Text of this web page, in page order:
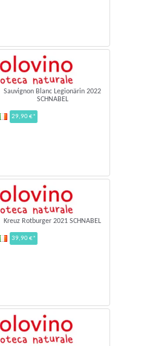
Sauvignon Blanc Legionärin 2022
SCHNABEL
29,90 €*
Kreuz Rotburger 2021 SCHNABEL
39,90 €*